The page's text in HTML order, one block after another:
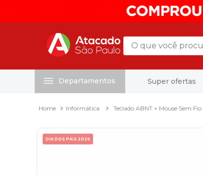
O que você procura?
Departamentos Super ofertas
Informática Teclado ABNT + Mouse Sem
DIA DOS PAIS 2026
mala